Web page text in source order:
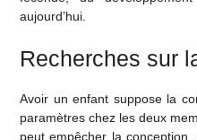
aujourd’hui.
Recherches sur
Avoir un enfant suppose la
paramètres chez les deux
peut empêcher la